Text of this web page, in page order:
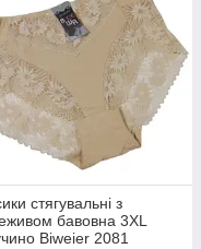
стягувальні з
бавовна 3XL
Biweier 2081